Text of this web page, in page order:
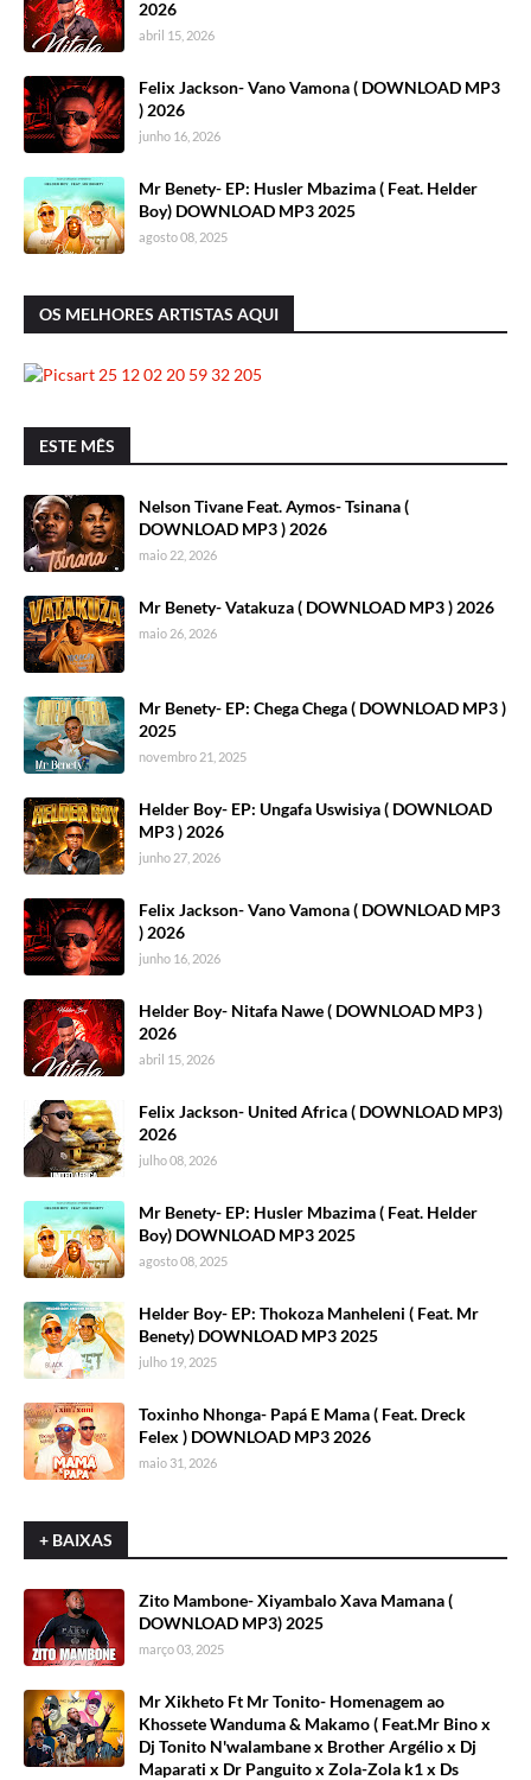
2026
abril 15, 2026
Felix Jackson- Vano Vamona ( DOWNLOAD MP3
) 2026
junho 16, 2026
Mr Benety- EP: Husler Mbazima ( Feat. Helder
Boy) DOWNLOAD MP3 2025
agosto 08, 2025
OS MELHORES ARTISTAS AQUI
ESTE MÊS
Nelson Tivane Feat. Aymos- Tsinana (
DOWNLOAD MP3 ) 2026
maio 22, 2026
Mr Benety- Vatakuza ( DOWNLOAD MP3 ) 2026
maio 26, 2026
Mr Benety- EP: Chega Chega ( DOWNLOAD MP3 )
2025
novembro 21, 2025
Helder Boy- EP: Ungafa Uswisiya ( DOWNLOAD
MP3 ) 2026
junho 27, 2026
Felix Jackson- Vano Vamona ( DOWNLOAD MP3
) 2026
junho 16, 2026
Helder Boy- Nitafa Nawe ( DOWNLOAD MP3 )
2026
abril 15, 2026
Felix Jackson- United Africa ( DOWNLOAD MP3)
2026
julho 08, 2026
Mr Benety- EP: Husler Mbazima ( Feat. Helder
Boy) DOWNLOAD MP3 2025
agosto 08, 2025
Helder Boy- EP: Thokoza Manheleni ( Feat. Mr
Benety) DOWNLOAD MP3 2025
julho 19, 2025
Toxinho Nhonga- Papá E Mama ( Feat. Dreck
Felex ) DOWNLOAD MP3 2026
maio 31, 2026
+ BAIXAS
Zito Mambone- Xiyambalo Xava Mamana (
DOWNLOAD MP3) 2025
março 03, 2025
Mr Xikheto Ft Mr Tonito- Homenagem ao
Khossete Wanduma & Makamo ( Feat.Mr Bino x
Dj Tonito N'walambane x Brother Argélio x Dj
Maparati x Dr Panguito x Zola-Zola k1 x Ds